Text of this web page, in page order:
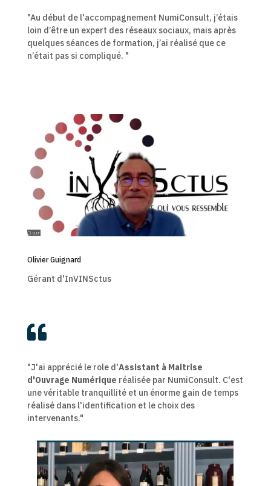
"Au début de l'accompagnement NumiConsult, j’étais
loin d’être un expert des réseaux sociaux, mais après
quelques séances de formation, j’ai réalisé que ce
n’était pas si compliqué. "
Olivier Guignard
Gérant d'InVINSctus

"J'ai apprécié le role d'Assistant à Maitrise
d'Ouvrage Numérique réalisée par NumiConsult. C'est
une véritable tranquillité et un énorme gain de temps
réalisé dans l'identification et le choix des
intervenants."